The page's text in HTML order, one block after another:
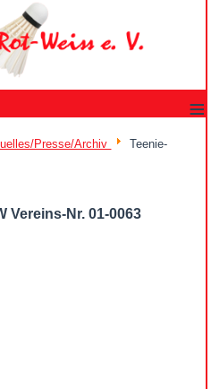
≡
Presse/Archiv
Teenie-
Vereins-Nr. 01-0063